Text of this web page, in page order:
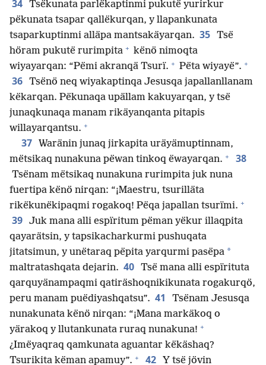
34 Tsëkunata parlëkaptinmi pukutë yurirkur
pëkunata tsapar qallëkurqan, y llapankunata
tsaparkuptinmi alläpa mantsakäyarqan. 35 Tsë
höram pukutë rurimpita + kënö nimoqta
wiyayarqan: “Pëmi akranqä Tsurï. + Pëta wiyayë”. +
36 Tsënö neq wiyakaptinqa Jesusqa japallanllanam
këkarqan. Pëkunaqa upällam kakuyarqan, y tsë
junaqkunaqa manam rikäyanqanta pitapis
willayarqantsu. +
37 Waränin junaq jirkapita uräyämuptinnam,
mëtsikaq nunakuna pëwan tinkoq ëwayarqan. + 38
Tsënam mëtsikaq nunakuna rurimpita juk nuna
fuertipa kënö nirqan: “¡Maestru, tsurilläta
rikëkunëkipaqmi rogakoq! Pëqa japallan tsurïmi. +
39 Juk mana alli espïritum pëman yëkur illaqpita
qayarätsin, y tapsikacharkurmi pushuqata
jitatsimun, y unëtaraq pëpita yarqurmi pasëpa *
maltratashqata dejarin. 40 Tsë mana alli espïrituta
qarquyänampaqmi qatiräshoqnikikunata rogakurqö,
peru manam puëdiyashqatsu”. 41
Tsënam Jesusqa
nunakunata kënö nirqan: “¡Mana markäkoq o
yärakoq y llutankunata ruraq nunakuna! +
¿Imëyaqraq qamkunata aguantar këkäshaq?
Tsurikita këman apamuy”. + 42
Y tsë jövin